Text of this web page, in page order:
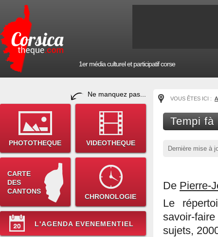
1er média culturel et participatif corse
Ne manquez pas...
PHOTOTHEQUE VIDEOTHEQUE
CARTE
DES
CANTONS
CHRONOLOGIE
L'AGENDA EVENEMENTIEL
VOUS ÊTES ICI :
Tempi fà
Dernière mise à
De Pierre-
Le
savoir-
sujets,